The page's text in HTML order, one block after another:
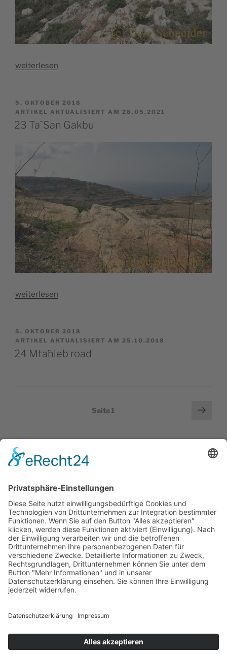
„22
weiterlesen
VERÖFFENTLICHT
AM
5. OKTOBER 2018
ARTIKEL AKTUALISIERT AM 28.05.2021
23 Ta`San Gakbu
„23
weiterlesen
VERÖFFENTLICHT
AM
5. OKTOBER 2018
ARTIKEL AKTUALISIERT AM 25.10.2018
24 Mtaħleb road
Seitennummerierung
Seite1
Impressum
Datenschutzerklärung
Cookie-Einstellungen
SUCHE
Suchen
nach:
Datenschutzerklärung Stolz präsentiert von WordPress